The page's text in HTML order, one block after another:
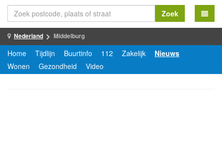
Zoek
Nederland Middelburg
Home Tijdlijn Buurtinfo 112 Zakelijk
Nieuws
Wonen
Gezondheid Video